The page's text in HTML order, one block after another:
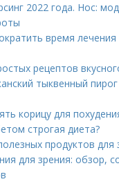
2022 года. Нос:
время лечения
рецептов
тыквенный
корицу для
строгая диета?
продуктов для
для зрения: обзор,